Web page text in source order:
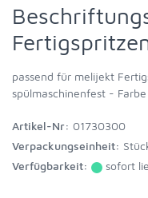
passend für melijekt
spülmaschinenfest -
Artikel-Nr: 01730300
Verpackungseinheit:
Verfügbarkeit:
sofort